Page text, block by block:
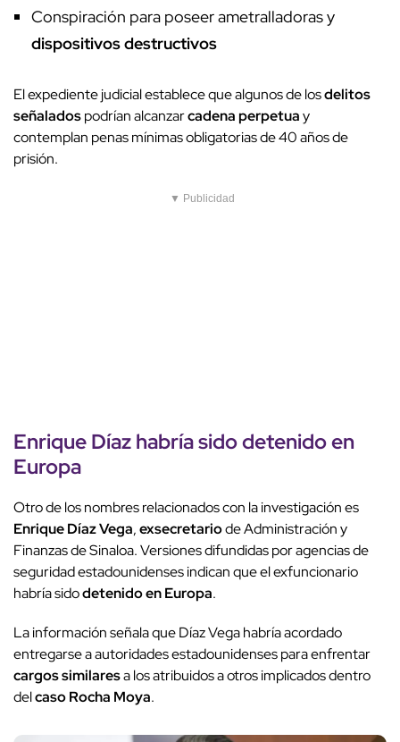
Conspiración para poseer ametralladoras y
dispositivos destructivos
El expediente judicial establece que algunos de losdelitos
señaladospodrían alcanzarcadena perpetuay
contemplan penas mínimas obligatorias de 40 años de
prisión.
▼ Publicidad
Enrique Díaz habría sidodetenido en
Europa
Otro de los nombres relacionados con la investigación es
Enrique Díaz Vega,exsecretariode Administración y
Finanzas de Sinaloa. Versiones difundidas por agencias de
seguridad estadounidenses indican que el exfuncionario
habría sidodetenido en Europa.
La información señala que Díaz Vega habría acordado
entregarse a autoridades estadounidenses para enfrentar
cargos similaresa los atribuidos a otros implicados dentro
delcaso Rocha Moya.